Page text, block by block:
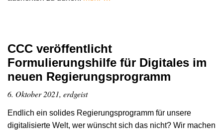
CCC veröffentlicht
Formulierungshilfe für Digitales im
neuen Regierungsprogramm
6. Oktober 2021, erdgeist
Endlich ein solides Regierungsprogramm für unsere
digitalisierte Welt, wer wünscht sich das nicht? Wir machen